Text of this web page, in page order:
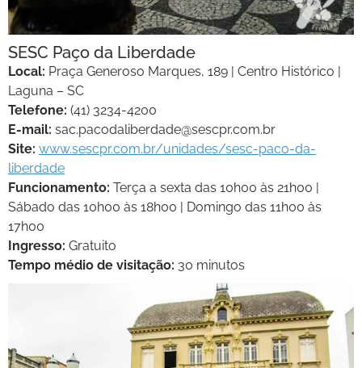
SESC Paço da Liberdade
Local: Praça Generoso Marques, 189 | Centro Histórico |
Laguna – SC
Telefone: (41) 3234-4200
E-mail: sac.pacodaliberdade@sescpr.com.br
Site: www.sescpr.com.br/unidades/sesc-paco-da-
liberdade
Funcionamento: Terça a sexta das 10h00 às 21h00 |
Sábado das 10h00 às 18h00 | Domingo das 11h00 às
17h00
Ingresso: Gratuito
Tempo médio de visitação: 30 minutos